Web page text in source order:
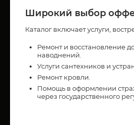
Широкий выбор
Каталог включает услуги,
Ремонт и восстановление
наводнений.
Услуги сантехников и
Ремонт кровли.
Помощь в оформлении
через государственного